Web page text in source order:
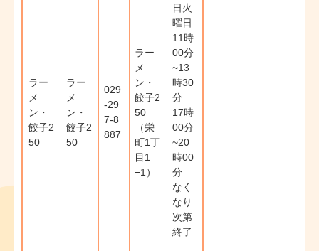
ラー
メ
ン・
餃子2
50
ラー
メ
ン・
餃子2
50
029
-29
7-8
887
ラー
メ
ン・
餃子2
50
（栄
町1丁
目1
−1）
日火
曜日
11時
00分
~13
時30
分
17時
00分
~20
時00
分
なく
なり
次第
終了